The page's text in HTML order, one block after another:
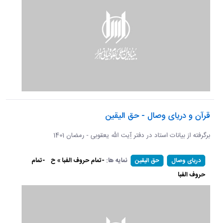
قرآن و دریای وصال - حق الیقین
برگرفته از بیانات استاد در دفتر آِیت الله یعقوبی - رمضان 1401
دریای وصال حق الیقین نمایه ها: -تمام حروف الفبا » ح -تمام
حروف الفبا